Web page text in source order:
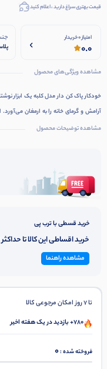
قیمت بهتری سراغ دارید ، اعلام کنید
امتیاز 0 خریدار
0.0
مشاهده ویژگی‌های محصول
خودکار پاک کن دار مدل کلبه یک ابزار
آرامش و گرمای خانه را به ارمغان
تزیین زیبا و یادآور خاطرات شیرین نیز عمل
مشاهده توضیحات محصول
خرید قسطی با ترب پی
خرید اقساطی این کالا تا حداکثر 4 قسط
مشاهده راهنما
تا 7 روز امکان مرجوعی کالا
780+ بازدید در یک هفته اخیر
فروخته شده :0